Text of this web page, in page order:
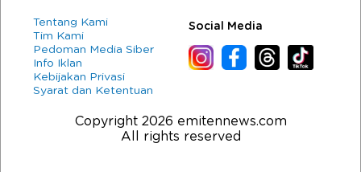
Tentang Kami
Tim Kami
Pedoman Media Siber
Info Iklan
Kebijakan Privasi
Syarat dan Ketentuan
Social Media
Copyright 2026 emitennews.com
All rights reserved